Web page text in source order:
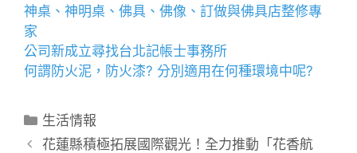
神桌、 神明桌 、 佛具 、佛像、訂做與佛具店整修專
家
公司新成立尋找台北記帳士事務所
何謂防火泥 ， 防火漆? 分別適用在何種環境中呢?
分
類
生活情報
花蓮縣積極拓展國際觀光！全力推動「花香航